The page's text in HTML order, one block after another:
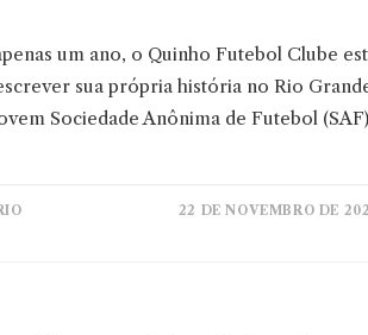
um ano, o Quinho Futebol Clube
sua própria história no Rio
Sociedade Anônima de Futebol (SAF)
22 DE NOVEMBRO DE